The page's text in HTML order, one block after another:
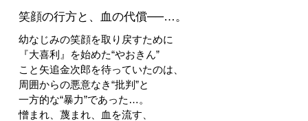
笑顔の行方と、血の代償──…。
幼なじみの笑顔を取り戻すために
『大喜利』を始めた“やおきん”
こと矢追金次郎を待っていたのは、
周囲からの悪意なき“批判”と
一方的な“暴力”であった…。
憎まれ、蔑まれ、血を流す、